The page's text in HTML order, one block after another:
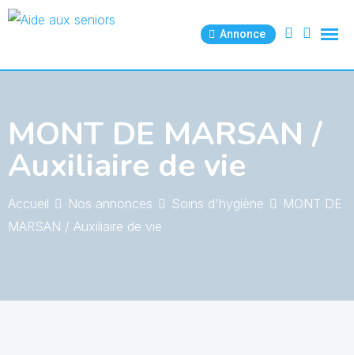
Skip
Annonce
MONT DE MARSAN /
Auxiliaire de vie
Accueil Nos annonces Soins d'hygiène
MONT DE
MARSAN / Auxiliaire de vie